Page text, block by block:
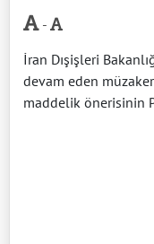
-
İran Dışişleri
devam eden
maddelik önerisinin